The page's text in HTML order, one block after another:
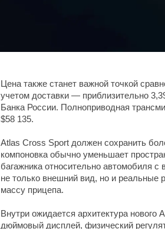
Цена также станет важной точкой
учетом доставки — приблизительно
Банка России. Полноприводная
$58 135.
Atlas Cross Sport должен сохранить
компоновка обычно уменьшает
багажника относительно автомобиля
не только внешний вид, но и реальные
массу прицепа.
Внутри ожидается архитектура
дюймовый дисплей, физический